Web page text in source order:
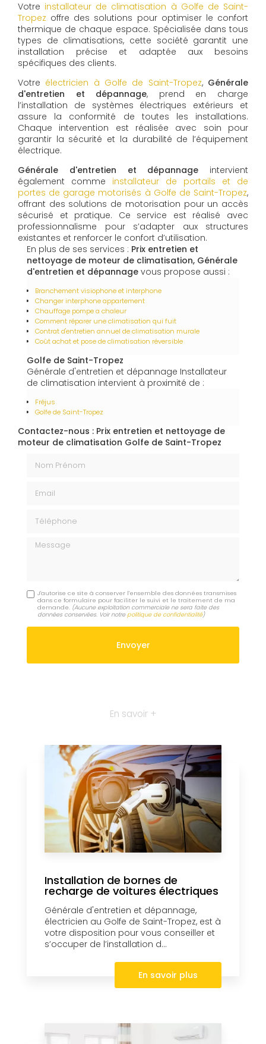
Votre installateur de climatisation à Golfe de Saint-
Tropez offre des solutions pour optimiser le confort
thermique de chaque espace. Spécialisée dans tous
types de climatisations, cette société garantit une
installation précise et adaptée aux besoins
spécifiques des clients.
Votre électricien à Golfe de Saint-Tropez, Générale
d'entretien et dépannage, prend en charge
l’installation de systèmes électriques extérieurs et
assure la conformité de toutes les installations.
Chaque intervention est réalisée avec soin pour
garantir la sécurité et la durabilité de l’équipement
électrique.
Générale d'entretien et dépannage intervient
également comme installateur de portails et de
portes de garage motorisés à Golfe de Saint-Tropez,
offrant des solutions de motorisation pour un accès
sécurisé et pratique. Ce service est réalisé avec
professionnalisme pour s’adapter aux structures
existantes et renforcer le confort d’utilisation.
En plus de ses services : Prix entretien et
nettoyage de moteur de climatisation, Générale
d'entretien et dépannage vous propose aussi :
Branchement visiophone et interphone
Changer interphone appartement
Chauffage pompe a chaleur
Comment réparer une climatisation qui fuit
Contrat d'entretien annuel de climatisation murale
Coût achat et pose de climatisation réversible
Golfe de Saint-Tropez
Générale d'entretien et dépannage Installateur
de climatisation intervient à proximité de :
Fréjus
Golfe de Saint-Tropez
Contactez-nous : Prix entretien et nettoyage de
moteur de climatisation Golfe de Saint-Tropez
Message
J'autorise ce site à conserver l'ensemble des données transmises
dans ce formulaire pour faciliter le suivi et le traitement de ma
demande. (Aucune exploitation commerciale ne sera faite des
données conservées. Voir notrepolitique de confidentialité)
En savoir +
Installation de bornes de
recharge de voitures électriques
Générale d'entretien et dépannage,
électricien au Golfe de Saint-Tropez, est à
votre disposition pour vous conseiller et
s’occuper de l’installation d...
En savoir plus